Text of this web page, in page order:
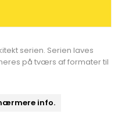
serien. Serien laves
på tværs af formater til
info.